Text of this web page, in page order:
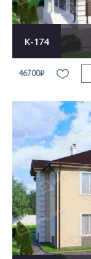
К-174
46700₽